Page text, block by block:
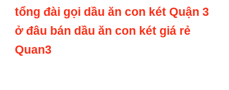
tổng đài gọi dầu ăn con két Quận 3
ở đâu bán dầu ăn con két giá rẻ
Quan3